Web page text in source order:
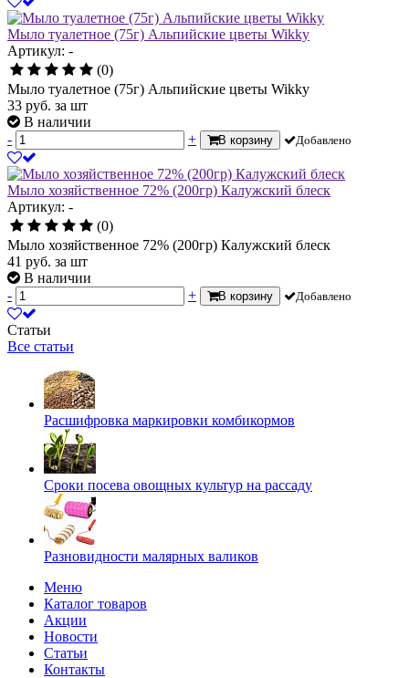
Мыло туалетное (75г) Альпийские цветы Wikky
Артикул: -
(0)
Мыло туалетное (75г) Альпийские цветы Wikky
33 руб. за шт
В наличии
-
+ В корзину Добавлено
Мыло хозяйственное 72% (200гр) Калужский блеск
Артикул: -
(0)
Мыло хозяйственное 72% (200гр) Калужский блеск
41 руб. за шт
В наличии
-
+ В корзину Добавлено
Статьи
Все статьи
Расшифровка маркировки комбикормов
Сроки посева овощных культур на рассаду
Разновидности малярных валиков
Меню
Каталог товаров
Акции
Новости
Статьи
Контакты